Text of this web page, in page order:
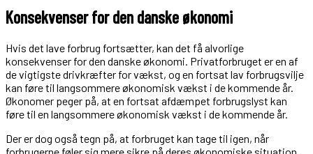
Konsekvenser for den danske økonomi
Hvis det lave forbrug fortsætter, kan det få alvorlige
konsekvenser for den danske økonomi. Privatforbruget er en af
de vigtigste drivkræfter for vækst, og en fortsat lav forbrugsvilje
kan føre til langsommere økonomisk vækst i de kommende år.
Økonomer peger på, at en fortsat afdæmpet forbrugslyst kan
føre til en langsommere økonomisk vækst i de kommende år.
Der er dog også tegn på, at forbruget kan tage til igen, når